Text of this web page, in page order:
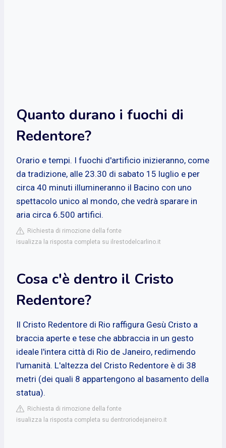
Quanto durano i fuochi di
Redentore?
Orario e tempi. I fuochi d'artificio inizieranno, come
da tradizione, alle 23.30 di sabato 15 luglio e per
circa 40 minuti illumineranno il Bacino con uno
spettacolo unico al mondo, che vedrà sparare in
aria circa 6.500 artifici.
Richiesta di rimozione della fonte
isualizza la risposta completa su ilrestodelcarlino.it
Cosa c'è dentro il Cristo
Redentore?
Il Cristo Redentore di Rio raffigura Gesù Cristo a
braccia aperte e tese che abbraccia in un gesto
ideale l'intera città di Rio de Janeiro, redimendo
l'umanità. L'altezza del Cristo Redentore è di 38
metri (dei quali 8 appartengono al basamento della
statua).
Richiesta di rimozione della fonte
isualizza la risposta completa su dentroriodejaneiro.it